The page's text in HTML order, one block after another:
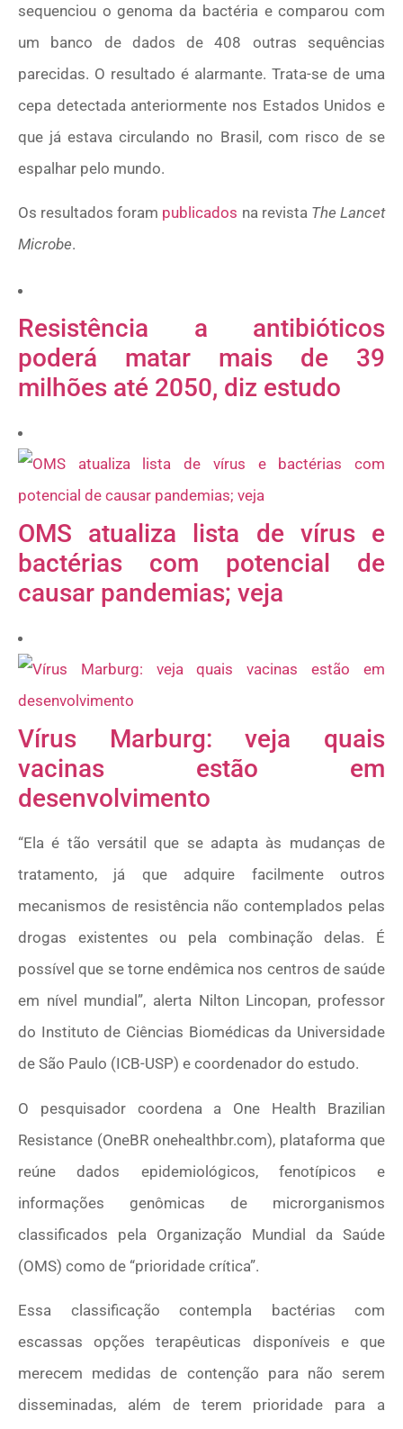
sequenciou o genoma da bactéria e comparou com
um banco de dados de 408 outras sequências
parecidas. O resultado é alarmante. Trata-se de uma
cepa detectada anteriormente nos Estados Unidos e
que já estava circulando no Brasil, com risco de se
espalhar pelo mundo.
Os resultados foram publicados na revista The Lancet
Microbe.
Resistência a antibióticos
poderá matar mais de 39
milhões até 2050, diz estudo
OMS atualiza lista de vírus e
bactérias com potencial de
causar pandemias; veja
Vírus Marburg: veja quais
vacinas estão em
desenvolvimento
“Ela é tão versátil que se adapta às mudanças de
tratamento, já que adquire facilmente outros
mecanismos de resistência não contemplados pelas
drogas existentes ou pela combinação delas. É
possível que se torne endêmica nos centros de saúde
em nível mundial”, alerta Nilton Lincopan, professor
do Instituto de Ciências Biomédicas da Universidade
de São Paulo (ICB-USP) e coordenador do estudo.
O pesquisador coordena a One Health Brazilian
Resistance (OneBR onehealthbr.com), plataforma que
reúne dados epidemiológicos, fenotípicos e
informações genômicas de microrganismos
classificados pela Organização Mundial da Saúde
(OMS) como de “prioridade crítica”.
Essa classificação contempla bactérias com
escassas opções terapêuticas disponíveis e que
merecem medidas de contenção para não serem
disseminadas, além de terem prioridade para a